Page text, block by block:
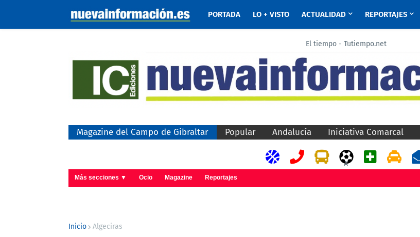
PORTADA LO + VISTO ACTUALIDAD REPORTAJES
El tiempo - Tutiempo.net
Magazine del Campo de Gibraltar Popular Andalucía Iniciativa Comarcal
A
Más secciones ▼ Ocio Magazine Reportajes
Inicio Algeciras